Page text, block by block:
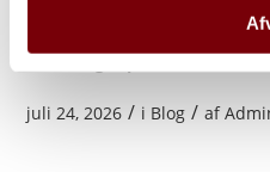
Er pulverslukkere sikre at
Fakta og myter
juli 24, 2026 / i Blog / af